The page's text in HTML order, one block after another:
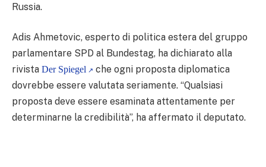
Russia.
Adis Ahmetovic, esperto di politica estera del gruppo
parlamentare SPD al Bundestag, ha dichiarato alla
rivista Der Spiegel
che ogni proposta diplomatica
dovrebbe essere valutata seriamente. “Qualsiasi
proposta deve essere esaminata attentamente per
determinarne la credibilità”, ha affermato il deputato.